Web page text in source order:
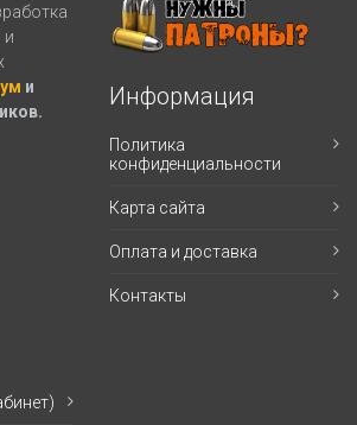
и
и
Информация
Политика
конфиденциальности
Карта сайта
Оплата и доставка
Контакты